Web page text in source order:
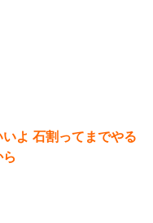
よ 石割ってまでやる
ら